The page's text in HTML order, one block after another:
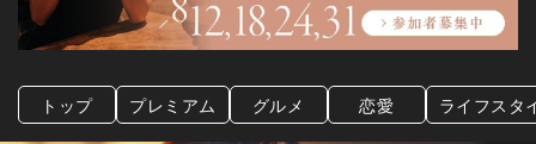
トップ プレミアム グルメ 恋愛 ライフスタ